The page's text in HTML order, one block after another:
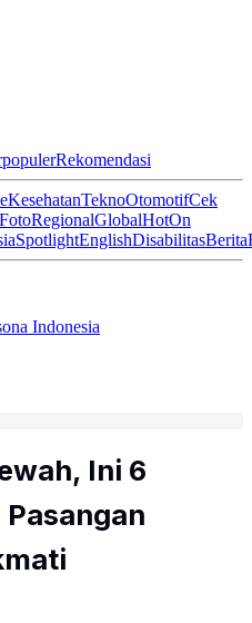
Rekomendasi
KesehatanTeknoOtomotifCek
FotoRegionalGlobalHotOn
SpotlightEnglishDisabilitasBerita
Indonesia
Ini 6